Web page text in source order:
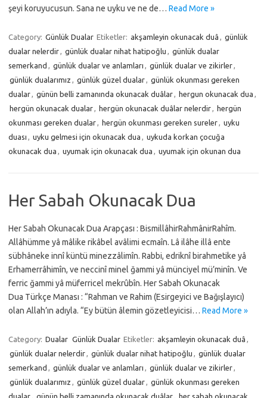
şeyi koruyucusun. Sana ne uyku ve ne de… Read More »
Category: Günlük Dualar Etiketler: akşamleyin okunacak duâ , günlük
dualar nelerdir, günlük dualar nihat hatipoğlu , günlük dualar
semerkand , günlük dualar ve anlamları , günlük dualar ve zikirler,
günlük dualarımız , günlük güzel dualar, günlük okunması gereken
dualar, günün belli zamanında okunacak duâlar, hergun okunacak dua ,
hergün okunacak dualar, hergün okunacak duâlar nelerdir, hergün
okunması gereken dualar, hergün okunması gereken sureler, uyku
duası , uyku gelmesi için okunacak dua , uykuda korkan çocuğa
okunacak dua , uyumak için okunacak dua , uyumak için okunan dua
Her Sabah Okunacak Dua
Her Sabah Okunacak Dua Arapçası : BismillâhirRahmânirRahîm.
Allâhümme yâ mâlike rikâbel avâlimi ecmaîn. Lâ ilâhe illâ ente
sübhâneke innî küntü minezzâlimîn. Rabbi, edriknî birahmetike yâ
Erhamerrâhimîn, ve neccinî minel ğammi yâ münciyel mü’minîn. Ve
ferric ğammi yâ müferricel mekrûbîn. Her Sabah Okunacak
Dua Türkçe Manası : “Rahman ve Rahim (Esirgeyici ve Bağışlayıcı)
olan Allah’ın adıyla. “Ey bütün âlemin gözetleyicisi… Read More »
Category: Dualar Günlük Dualar Etiketler: akşamleyin okunacak duâ ,
günlük dualar nelerdir, günlük dualar nihat hatipoğlu , günlük dualar
semerkand , günlük dualar ve anlamları , günlük dualar ve zikirler,
günlük dualarımız , günlük güzel dualar, günlük okunması gereken
dualar, günün belli zamanında okunacak duâlar, her sabah okunacak